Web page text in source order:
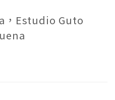
，Estudio Guto